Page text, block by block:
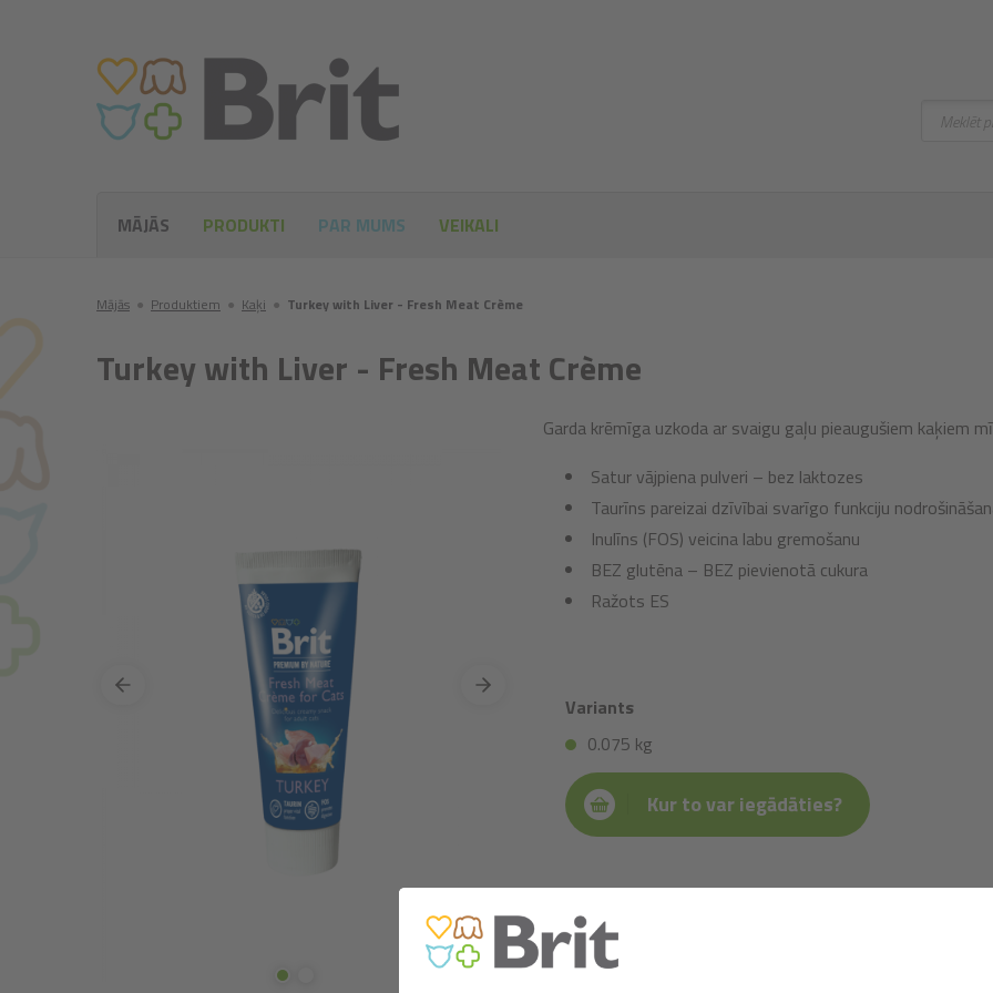
Mājās ● Produktiem ● Kaķi ● Turkey with Liver - Fresh Meat Crème
Turkey with Liver - Fresh Meat Crème
Garda krēmīga uzkoda ar svaigu gaļu pieaugušiem kaķiem
Satur vājpiena pulveri – bez laktozes
Taurīns pareizai dzīvībai svarīgo funkciju
Inulīns (FOS) veicina labu gremošanu
BEZ glutēna – BEZ pievienotā cukura
Ražots ES
Variants
0.075 kg
Kur to var iegādāties?
Sastāvs:tītara gaļa 39,5% (gaļa, aknas 20%), rapšu
šķiedra, inulīns (FOS) 0,5%.
Analītiskās sastāvdaļas:
Meklēt
MĀJĀS PRODUKTI PAR MUMS VEIKALI